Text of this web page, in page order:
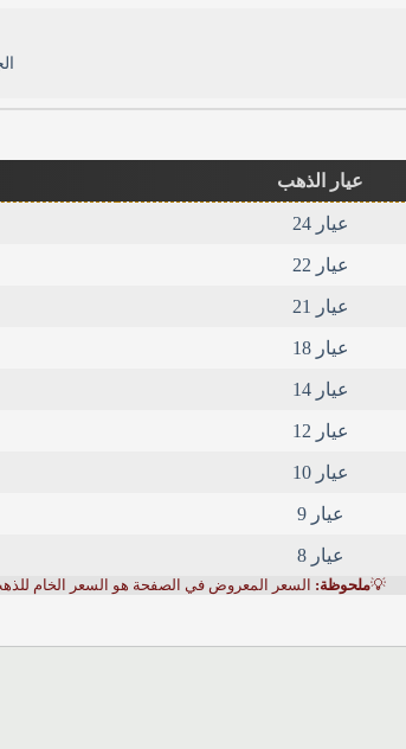
عيار الذهب
عيار 24
عيار 22
عيار 21
عيار 18
عيار 14
عيار 12
عيار 10
عيار 9
عيار 8
💡ملحوظة: السعر المعروض في الصفحة هو السعر الخام